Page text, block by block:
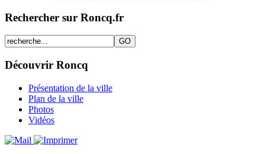
Rechercher sur Roncq.fr
Découvrir Roncq
Présentation de la ville
Plan de la ville
Photos
Vidéos